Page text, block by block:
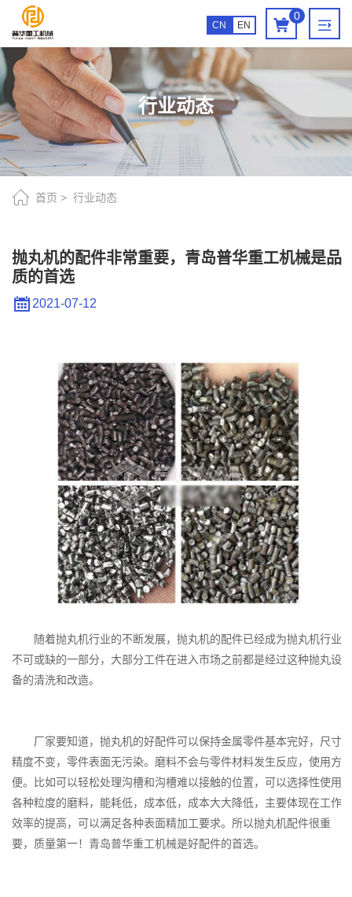
0
CN EN
抛
丸
机
的
配
件
非
常
要，
青
岛
行业动态
首页 行业动态
抛丸机的配件非常重要，青岛普华重工机械是品
质的首选
2021-07-12
随着抛丸机行业的不断发展，抛丸机的配件已经成为抛丸机行业
不可或缺的一部分，大部分工件在进入市场之前都是经过这种抛丸设
备的清洗和改造。
厂家要知道，抛丸机的好配件可以保持金属零件基本完好，尺寸
精度不变，零件表面无污染。磨料不会与零件材料发生反应，使用方
便。比如可以轻松处理沟槽和沟槽难以接触的位置，可以选择性使用
各种粒度的磨料，能耗低，成本低，成本大大降低，主要体现在工作
效率的提高，可以满足各种表面精加工要求。所以抛丸机配件很重
要，质量第一！青岛普华重工机械是好配件的首选。